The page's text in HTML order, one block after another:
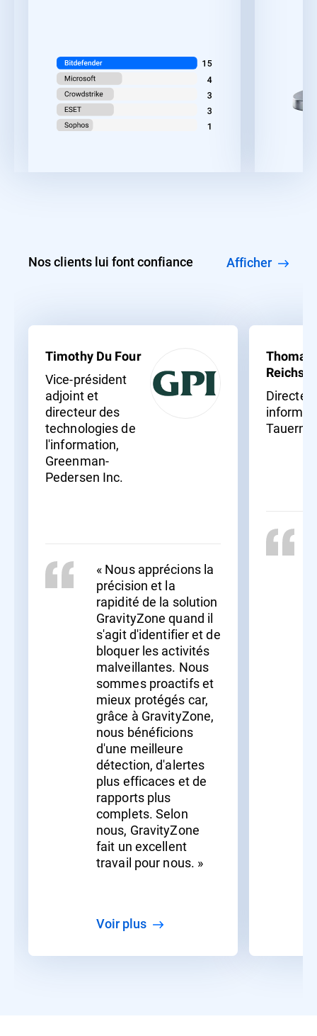
Nos clients lui font confiance Afficher
Timothy Du Four
Vice-président
adjoint et
directeur des
technologies de
l'information,
Greenman-
Pedersen Inc.
« Nous apprécions la
précision et la
rapidité de la solution
GravityZone quand il
s'agit d'identifier et de
bloquer les activités
malveillantes. Nous
sommes proactifs et
mieux protégés car,
grâce à GravityZone,
nous bénéficions
d'une meilleure
détection, d'alertes
plus efficaces et de
rapports plus
complets. Selon
nous, GravityZone
fait un excellent
travail pour nous. »
Voir plus
Thomas